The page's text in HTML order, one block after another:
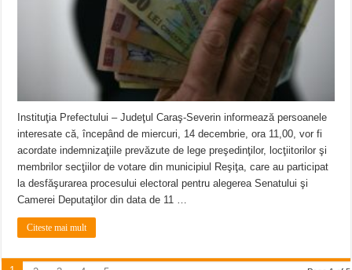
Instituţia Prefectului – Judeţul Caraş-Severin informează persoanele
interesate că, începând de miercuri, 14 decembrie, ora 11,00, vor fi
acordate indemnizaţiile prevăzute de lege preşedinţilor, locţiitorilor şi
membrilor secţiilor de votare din municipiul Reşiţa, care au participat
la desfăşurarea procesului electoral pentru alegerea Senatului şi
Camerei Deputaţilor din data de 11 …
Citeste mai mult